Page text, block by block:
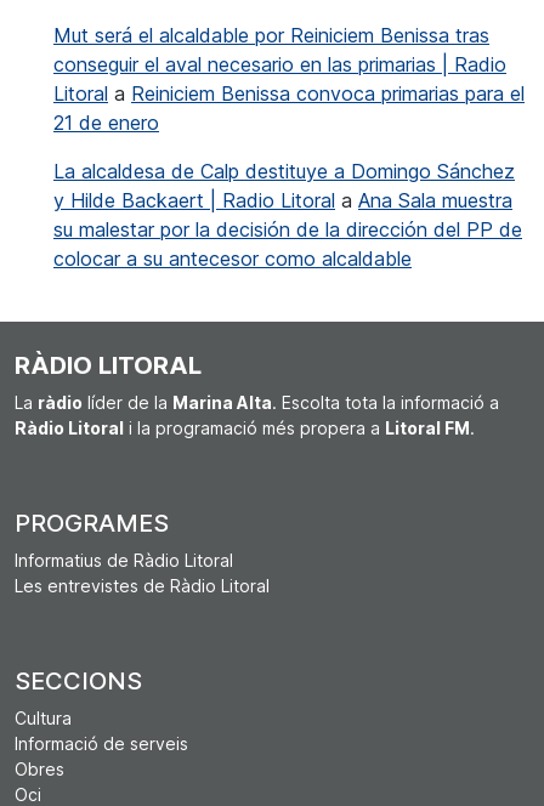
Mut será el alcaldable por Reiniciem Benissa tras
conseguir el aval necesario en las primarias | Radio
Litoral a Reiniciem Benissa convoca primarias para el
21 de enero
La alcaldesa de Calp destituye a Domingo Sánchez
y Hilde Backaert | Radio Litoral a Ana Sala muestra
su malestar por la decisión de la dirección del PP de
colocar a su antecesor como alcaldable
RÀDIO LITORAL
La ràdio líder de la Marina Alta. Escolta tota la informació a
Ràdio Litoral i la programació més propera a Litoral FM.
PROGRAMES
Informatius de Ràdio Litoral
Les entrevistes de Ràdio Litoral
SECCIONS
Cultura
Informació de serveis
Obres
Oci